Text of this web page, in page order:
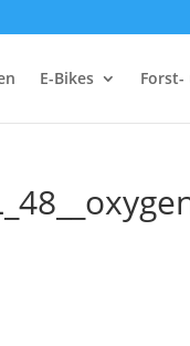
E-Bikes Forst-